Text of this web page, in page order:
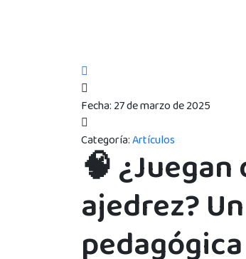
Fecha: 27 de marzo de 2025
Categoría:Artículos
🧠
ajedrez?
pedagógica